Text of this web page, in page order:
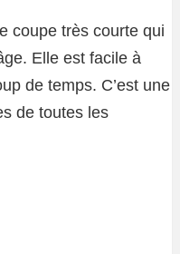
coupe très courte qui
Elle est facile à
de temps. C’est une
de toutes les